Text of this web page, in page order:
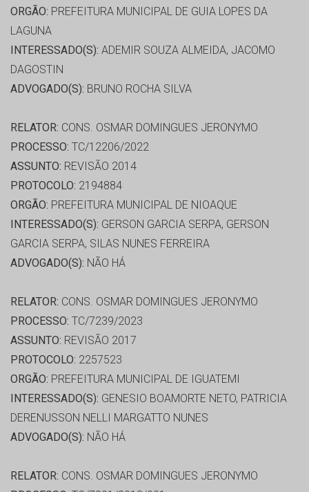
ORGÃO: PREFEITURA MUNICIPAL DE GUIA LOPES DA
LAGUNA
INTERESSADO(S): ADEMIR SOUZA ALMEIDA, JACOMO
DAGOSTIN
ADVOGADO(S): BRUNO ROCHA SILVA
RELATOR: CONS. OSMAR DOMINGUES JERONYMO
PROCESSO: TC/12206/2022
ASSUNTO: REVISÃO 2014
PROTOCOLO: 2194884
ORGÃO: PREFEITURA MUNICIPAL DE NIOAQUE
INTERESSADO(S): GERSON GARCIA SERPA, GERSON
GARCIA SERPA, SILAS NUNES FERREIRA
ADVOGADO(S): NÃO HÁ
RELATOR: CONS. OSMAR DOMINGUES JERONYMO
PROCESSO: TC/7239/2023
ASSUNTO: REVISÃO 2017
PROTOCOLO: 2257523
ORGÃO: PREFEITURA MUNICIPAL DE IGUATEMI
INTERESSADO(S): GENESIO BOAMORTE NETO, PATRICIA
DERENUSSON NELLI MARGATTO NUNES
ADVOGADO(S): NÃO HÁ
RELATOR: CONS. OSMAR DOMINGUES JERONYMO